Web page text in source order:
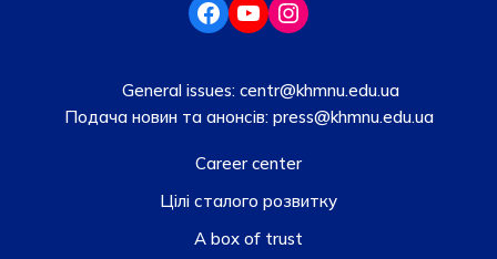
General issues: centr@khmnu.edu.ua
Подача новин та анонсів:press@khmnu.edu.ua
Career center
Цілі сталого розвитку
A box of trust